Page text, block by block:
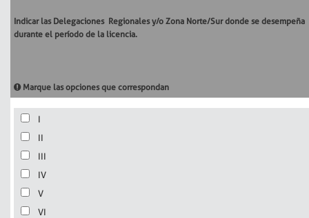
Indicar las Delegaciones Regionales y/o Zona Norte/Sur donde se desempeña
durante el período de la licencia.
Marque las opciones que correspondan
I
II
III
IV
V
VI